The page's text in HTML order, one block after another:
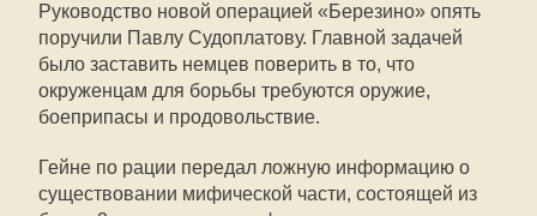
Руководство новой операцией «Березино» опять
поручили Павлу Судоплатову. Главной задачей
было заставить немцев поверить в то, что
окруженцам для борьбы требуются оружие,
боеприпасы и продовольствие.
Гейне по рации передал ложную информацию о
существовании мифической части, состоящей из